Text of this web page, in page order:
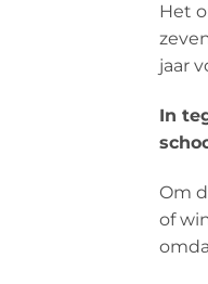
Het
jaar
In
Om
of